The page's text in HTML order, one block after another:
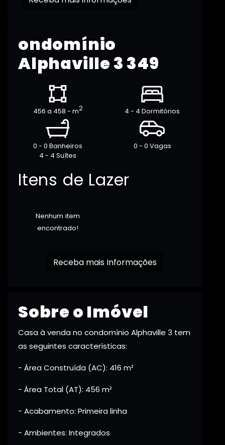
ondomínio
Alphaville 3 349
456 a 458 - m2 4 - 4 Dormitórios
0 - 0 Banheiros
4 - 4 Suítes
0 - 0 Vagas
Itens de Lazer
Nenhum item
encontrado!
Receba mais Informações
Sobre o Imóvel
Casa à venda no condomínio Alphaville 3 tem
as seguintes características:
- Área Construída (AC): 416 m²
- Área Total (AT): 456 m²
- Acabamento: Primeira linha
- Ambientes: Integrados